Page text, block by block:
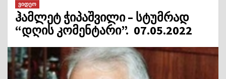
ვიდეო
ჰამლეტ ჭიპაშვილი – სტუმრად
“დღის კომენტარი”. 07.05.2022